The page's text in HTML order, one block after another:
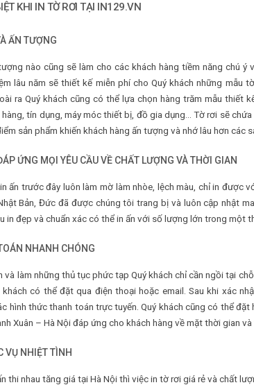
KHI IN TỜ RƠI TẠI IN129.VN
ẤN TƯỢNG
nào cũng sẽ làm cho các khách hàng tiềm năng chú
lâu năm sẽ thiết kế miễn phí cho Quý khách những mẫu
ra Quý khách cũng có thể lựa chọn hàng trăm mẫu
tín dụng, máy móc thiết bị, đồ gia dụng… Tờ rơi sẽ
sản phẩm khiến khách hàng ấn tượng và nhớ lâu hơn các
ỨNG MỌI YÊU CẦU VỀ CHẤT LƯỢNG VÀ THỜI GIAN
ấn trước đây luôn làm mờ làm nhòe, lệch màu, chỉ in được
Bản, Đức đã được chúng tôi trang bị và luôn cập nhật
in đẹp và chuẩn xác có thể in ấn với số lượng lớn trong một
NHANH CHÓNG
và làm những thủ tục phức tạp Quý khách chỉ cần ngồi tại
có thể đặt qua điện thoại hoặc email. Sau khi xác
hình thức thanh toán trực tuyến. Quý khách cũng có thể
Xuân – Hà Nội đáp ứng cho khách hàng về mặt thời gian
VỤ NHIỆT TÌNH
thi nhau tăng giá tại Hà Nội thì việc in tờ rơi giá rẻ và chất